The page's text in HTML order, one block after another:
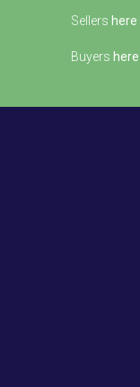
Sellers here
Buyers here